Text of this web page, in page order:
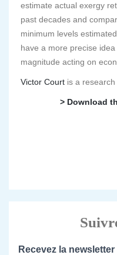
estimate actual exergy
past decades and
minimum levels
have a more precise
magnitude acting on
Victor Court is a
> Download
Recevez la